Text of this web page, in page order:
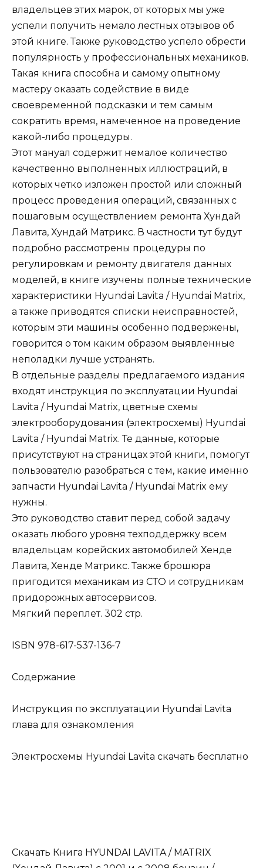
владельцев этих марок, от которых мы уже
успели получить немало лестных отзывов об
этой книге. Также руководство успело обрести
популярность у профессиональных механиков.
Такая книга способна и самому опытному
мастеру оказать содействие в виде
своевременной подсказки и тем самым
сократить время, намеченное на проведение
какой-либо процедуры.
Этот мануал содержит немалое количество
качественно выполненных иллюстраций, в
которых четко изложен простой или сложный
процесс проведения операций, связанных с
пошаговым осуществлением ремонта Хундай
Лавита, Хундай Матрикс. В частности тут будут
подробно рассмотрены процедуры по
регулировкам и ремонту двигателя данных
моделей, в книге изучены полные технические
характеристики Hyundai Lavita / Hyundai Matrix,
а также приводятся списки неисправностей,
которым эти машины особенно подвержены,
говорится о том каким образом выявленные
неполадки лучше устранять.
В отдельные разделы предлагаемого издания
входят инструкция по эксплуатации Hyundai
Lavita / Hyundai Matrix, цветные схемы
электрооборудования (электросхемы) Hyundai
Lavita / Hyundai Matrix. Те данные, которые
присутствуют на страницах этой книги, помогут
пользователю разобраться с тем, какие именно
запчасти Hyundai Lavita / Hyundai Matrix ему
нужны.
Это руководство ставит перед собой задачу
оказать любого уровня техподдержку всем
владельцам корейских автомобилей Хенде
Лавита, Хенде Матрикс. Также брошюра
пригодится механикам из СТО и сотрудникам
придорожных автосервисов.
Мягкий переплет. 302 стр.
ISBN 978-617-537-136-7
Содержание
Инструкция по эксплуатации Hyundai Lavita
глава для ознакомления
Электросхемы Hyundai Lavita скачать бесплатно
Скачать Книга HYUNDAI LAVITA / MATRIX